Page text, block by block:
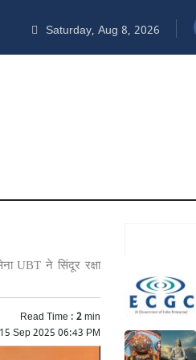
Saturday, Aug 8, 2026
UBT ने सिंदूर रक्षा
Read Time :2min
Sep 2025 06:43 PM